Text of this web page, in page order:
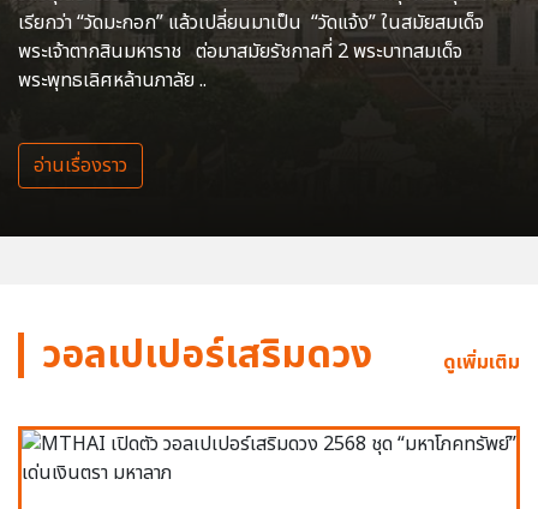
เรียกว่า “วัดมะกอก” แล้วเปลี่ยนมาเป็น “วัดแจ้ง” ในสมัยสมเด็จ
พระเจ้าตากสินมหาราช ต่อมาสมัยรัชกาลที่ 2 พระบาทสมเด็จ
พระพุทธเลิศหล้านภาลัย ..
อ่านเรื่องราว
วอลเปเปอร์เสริมดวง ดูเพิ่มเติม